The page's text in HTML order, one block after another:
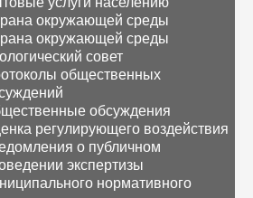
окружающей среды
окружающей среды
совет
общественных
обсуждения
регулирующего воздействия
о публичном
экспертизы
нормативного